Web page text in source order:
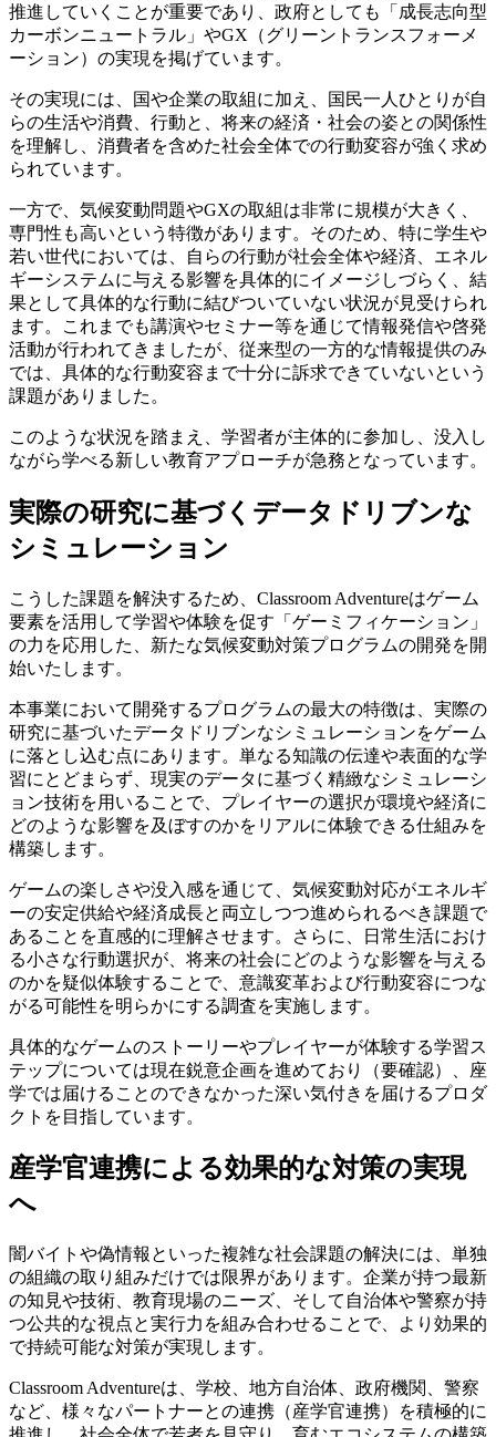
推進していくことが重要であり、政府としても「成長志向型
カーボンニュートラル」やGX（グリーントランスフォーメ
ーション）の実現を掲げています。
その実現には、国や企業の取組に加え、国民一人ひとりが自
らの生活や消費、行動と、将来の経済・社会の姿との関係性
を理解し、消費者を含めた社会全体での行動変容が強く求め
られています。
一方で、気候変動問題やGXの取組は非常に規模が大きく、
専門性も高いという特徴があります。そのため、特に学生や
若い世代においては、自らの行動が社会全体や経済、エネル
ギーシステムに与える影響を具体的にイメージしづらく、結
果として具体的な行動に結びついていない状況が見受けられ
ます。これまでも講演やセミナー等を通じて情報発信や啓発
活動が行われてきましたが、従来型の一方的な情報提供のみ
では、具体的な行動変容まで十分に訴求できていないという
課題がありました。
このような状況を踏まえ、学習者が主体的に参加し、没入し
ながら学べる新しい教育アプローチが急務となっています。
実際の研究に基づくデータドリブンな
シミュレーション
こうした課題を解決するため、Classroom Adventureはゲーム
要素を活用して学習や体験を促す「ゲーミフィケーション」
の力を応用した、新たな気候変動対策プログラムの開発を開
始いたします。
本事業において開発するプログラムの最大の特徴は、実際の
研究に基づいたデータドリブンなシミュレーションをゲーム
に落とし込む点にあります。単なる知識の伝達や表面的な学
習にとどまらず、現実のデータに基づく精緻なシミュレーシ
ョン技術を用いることで、プレイヤーの選択が環境や経済に
どのような影響を及ぼすのかをリアルに体験できる仕組みを
構築します。
ゲームの楽しさや没入感を通じて、気候変動対応がエネルギ
ーの安定供給や経済成長と両立しつつ進められるべき課題で
あることを直感的に理解させます。さらに、日常生活におけ
る小さな行動選択が、将来の社会にどのような影響を与える
のかを疑似体験することで、意識変革および行動変容につな
がる可能性を明らかにする調査を実施します。
具体的なゲームのストーリーやプレイヤーが体験する学習ス
テップについては現在鋭意企画を進めており（要確認）、座
学では届けることのできなかった深い気付きを届けるプロダ
クトを目指しています。
産学官連携による効果的な対策の実現
へ
闇バイトや偽情報といった複雑な社会課題の解決には、単独
の組織の取り組みだけでは限界があります。企業が持つ最新
の知見や技術、教育現場のニーズ、そして自治体や警察が持
つ公共的な視点と実行力を組み合わせることで、より効果的
で持続可能な対策が実現します。
Classroom Adventureは、学校、地方自治体、政府機関、警察
など、様々なパートナーとの連携（産学官連携）を積極的に